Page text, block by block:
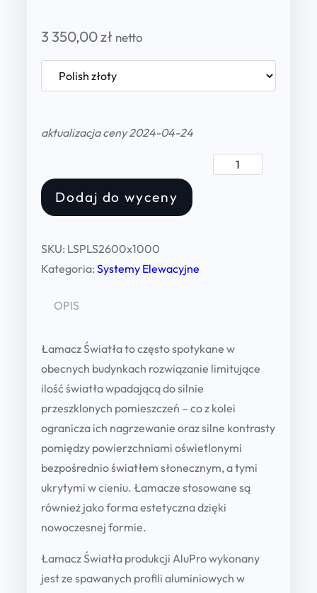
3 350,00 zł netto
aktualizacja ceny 2024-04-24
t
a
2
6
Dodaj do wyceny
SKU: LSPLS2600x1000
Kategoria: Systemy Elewacyjne
OPIS
Łamacz Światła to często spotykane w
obecnych budynkach rozwiązanie limitujące
ilość światła wpadającą do silnie
przeszklonych pomieszczeń – co z kolei
ogranicza ich nagrzewanie oraz silne kontrasty
pomiędzy powierzchniami oświetlonymi
bezpośrednio światłem słonecznym, a tymi
ukrytymi w cieniu. Łamacze stosowane są
również jako forma estetyczna dzięki
nowoczesnej formie.
Łamacz Światła produkcji AluPro wykonany
jest ze spawanych profili aluminiowych w